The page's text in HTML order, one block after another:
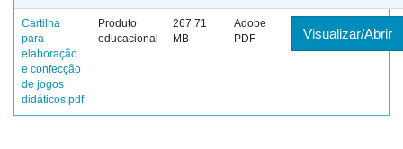
Cartilha
para
elaboração
e confecção
de jogos
didáticos.pdf
Produto
educacional
267,71
MB
Adobe
PDF
Visualizar/Abrir